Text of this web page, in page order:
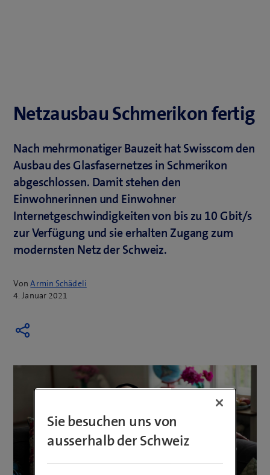
Netzausbau Schmerikon fertig
Nach mehrmonatiger Bauzeit hat Swisscom den
Ausbau des Glasfasernetzes in Schmerikon
abgeschlossen. Damit stehen den
Einwohnerinnen und Einwohner
Internetgeschwindigkeiten von bis zu 10 Gbit/s
zur Verfügung und sie erhalten Zugang zum
modernsten Netz der Schweiz.
VonArmin Schädeli
4. Januar 2021
Sie besuchen uns von
ausserhalb der Schweiz